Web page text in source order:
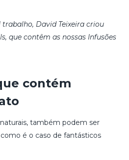
David Teixeira criou
que contêm as nossas Infusões
contém
também podem ser
é o caso de fantásticos